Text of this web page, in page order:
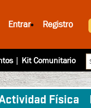
Entrar Registro
| Kit Comunitario
Física